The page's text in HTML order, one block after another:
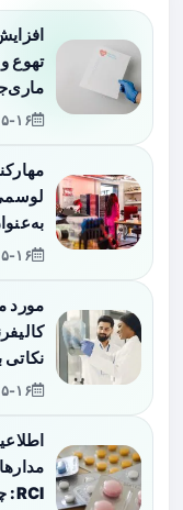
تهوع
لوسمی
مورد
RCI: چه باید دانست؟